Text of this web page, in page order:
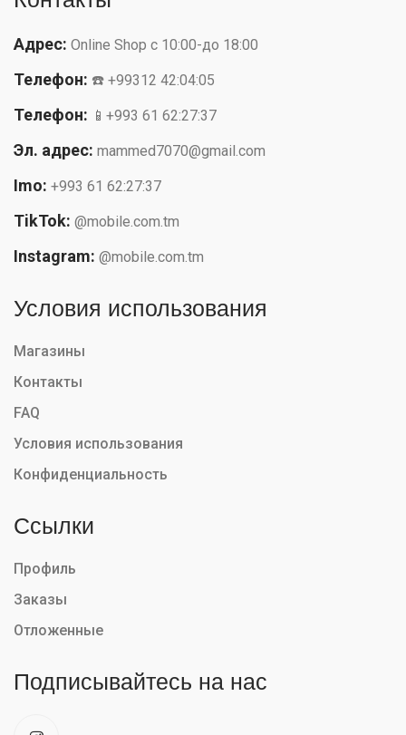
Адрес: Online Shop с 10:00-до 18:00
Телефон: ☎️ +99312 42:04:05
Телефон: 📱+993 61 62:27:37
Эл. адрес: mammed7070@gmail.com
Imo: +993 61 62:27:37
TikTok: @mobile.com.tm
Instagram: @mobile.com.tm
Условия использования
Магазины
Контакты
FAQ
Условия использования
Конфиденциальность
Ссылки
Профиль
Заказы
Отложенные
Подписывайтесь на нас